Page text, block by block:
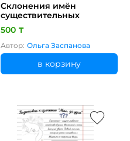
Склонения имён
существительных
500 ₸
Автор: Ольга Заспанова
в корзину